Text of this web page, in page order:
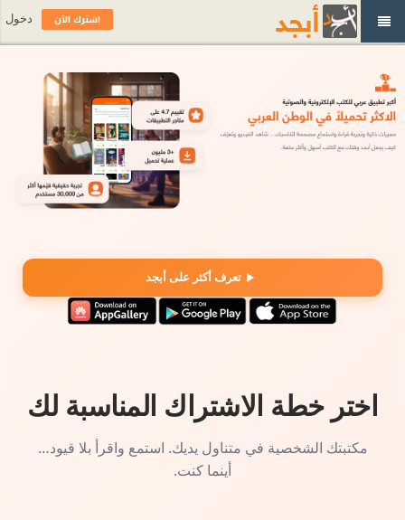
تعرف أكثر على أبجد
اختر خطة الاشتراك المناسبة لك
مكتبتك الشخصية في متناول يديك. استمع واقرأ بلا قيود…
أينما كنت.
اشترك الآن دخول